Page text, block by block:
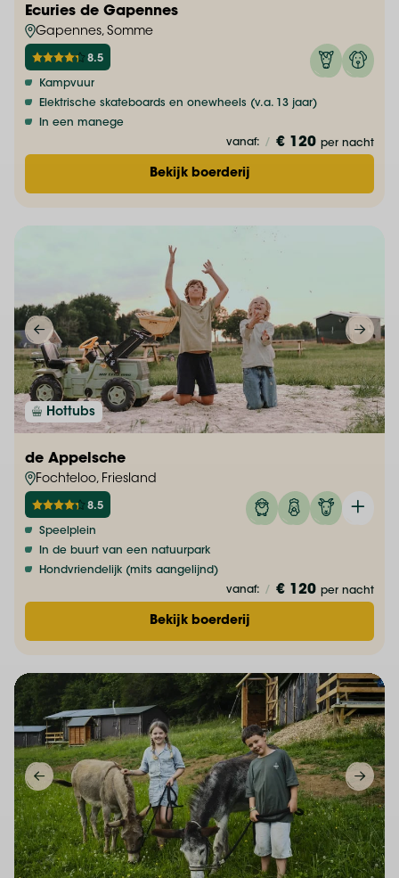
Ecuries de Gapennes
Gapennes, Somme
8.5
Kampvuur
Elektrische skateboards en onewheels (v.a. 13 jaar)
In een manege
vanaf: / € 120 per nacht
Bekijk boerderij
Hottubs
de Appelsche
Fochteloo, Friesland
8.5
Speelplein
In de buurt van een natuurpark
Hondvriendelijk (mits aangelijnd)
vanaf: / € 120 per nacht
Bekijk boerderij